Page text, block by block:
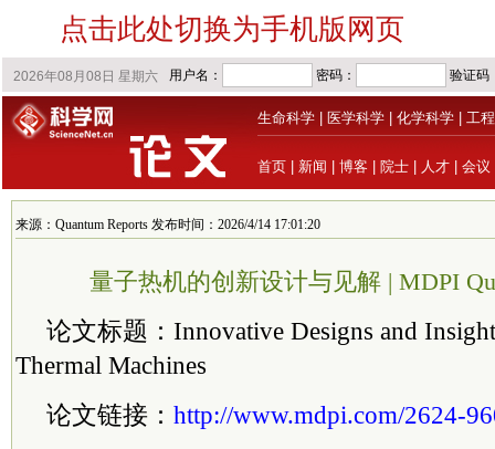
点击此处切换为手机版网页
生命科学 医学科学 化学科学 工
首页 新闻 博客 院士 人才 会议
来源：Quantum Reports 发布时间：2026/4/14 17:01:20
量子热机的创新设计与见解 | MDPI
论文标题：Innovative Designs and
Thermal Machines
论文链接： http://www.mdpi.com/2624-